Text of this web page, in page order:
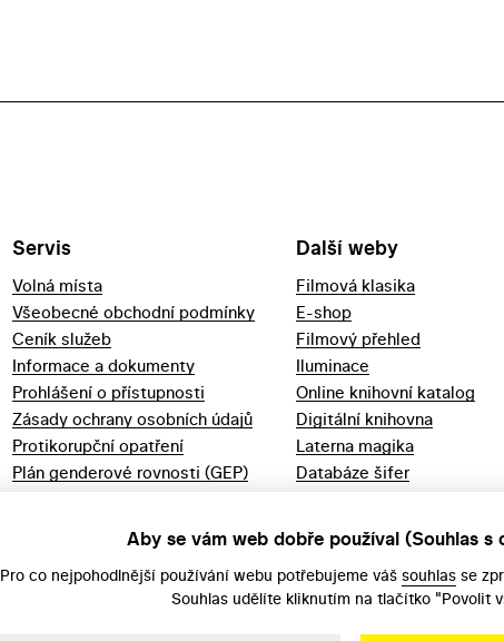
Servis
Volná místa
Všeobecné obchodní podmínky
Ceník služeb
Informace a dokumenty
Prohlášení o přístupnosti
Zásady ochrany osobních údajů
Protikorupční opatření
Plán genderové rovnosti (GEP)
Další weby
Filmová klasika
E-shop
Filmový přehled
Iluminace
Online knihovní katalog
Digitální knihovna
Laterna magika
Databáze šifer
Aby se vám web dobře používal (Souhlas s
Pro co nejpohodlnější používání webu potřebujeme váš souhlas se
Souhlas udělíte kliknutím na tlačítko "Povolit